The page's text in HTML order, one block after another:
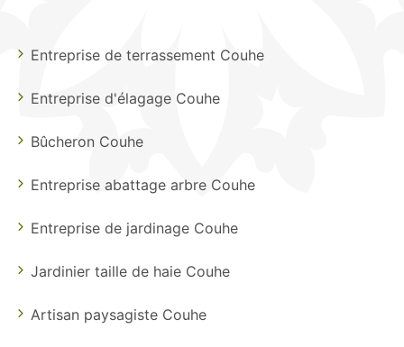
Entreprise de terrassement Couhe
Entreprise d'élagage Couhe
Bûcheron Couhe
Entreprise abattage arbre Couhe
Entreprise de jardinage Couhe
Jardinier taille de haie Couhe
Artisan paysagiste Couhe